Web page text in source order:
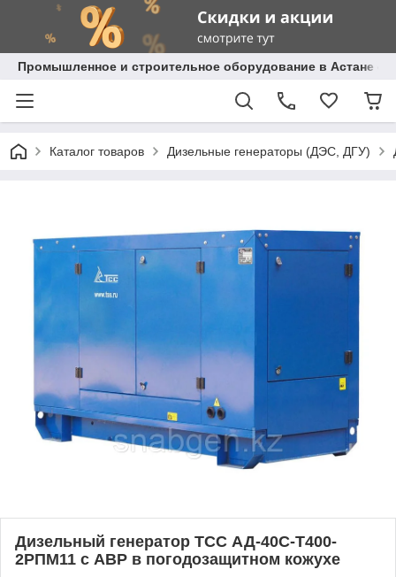
Промышленное и строительное оборудование в Астане с
Каталог товаров Дизельные генераторы (ДЭС, ДГУ)
Дизельный генератор ТСС АД-40С-Т400-
2РПМ11 с АВР в погодозащитном кожухе